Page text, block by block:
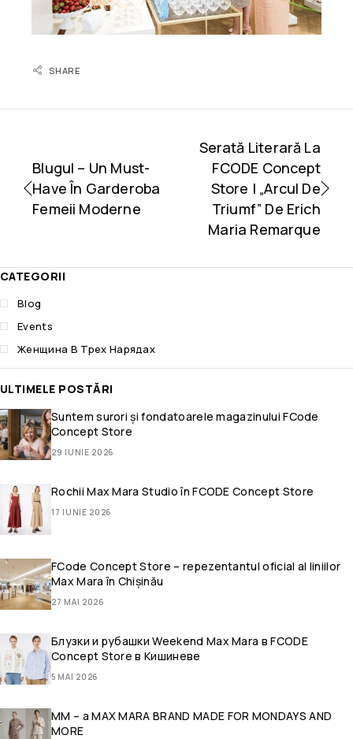
SHARE
Blugul – Un Must-
Have În Garderoba
Femeii Moderne
Serată Literară La
FCODE Concept
Store | „Arcul De
Triumf” De Erich
Maria Remarque
CATEGORII
Blog
Events
Женщина В Трех Нарядах
ULTIMELE POSTĂRI
Suntem surori și fondatoarele magazinului FCode
Concept Store
29 IUNIE 2026
Rochii Max Mara Studio în FCODE Concept Store
17 IUNIE 2026
FCode Concept Store – repezentantul oficial al liniilor
Max Mara în Chișinău
27 MAI 2026
Блузки и рубашки Weekend Max Mara в FCODE
Concept Store в Кишиневе
5 MAI 2026
MM – a MAX MARA BRAND MADE FOR MONDAYS AND
MORE